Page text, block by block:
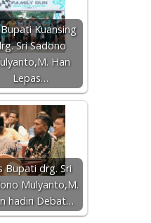
Bupati Kuansing
Sri Sadono
Han
Lepas…
Bupati drg. Sri
Mulyanto,M.
hadiri Debat…